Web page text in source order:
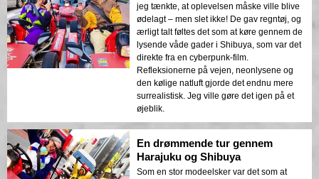
jeg tænkte, at oplevelsen måske ville blive
ødelagt – men slet ikke! De gav regntøj, og
ærligt talt føltes det som at køre gennem de
lysende våde gader i Shibuya, som var det
direkte fra en cyberpunk-film.
Refleksionerne på vejen, neonlysene og
den kølige natluft gjorde det endnu mere
surrealistisk. Jeg ville gøre det igen på et
øjeblik.
En drømmende tur gennem
Harajuku og Shibuya
Som en stor modeelsker var det som at